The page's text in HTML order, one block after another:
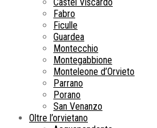
Castel Viscardo
Fabro
Ficulle
Guardea
Montecchio
Montegabbione
Monteleone d’Orvieto
Parrano
Porano
San Venanzo
Oltre l’orvietano